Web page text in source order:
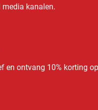
kanalen.
en ontvang 10% korting op